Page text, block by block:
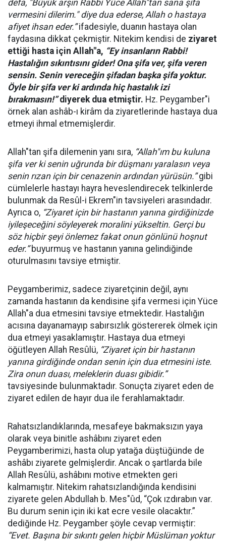
defa, "Büyük arşın Rabbi Yüce Allah"tan sana şifa
vermesini dilerim." diye dua ederse, Allah o hastaya
afiyet ihsan eder.”ifadesiyle, duanın hastaya olan
faydasına dikkat çekmiştir. Nitekim kendisi de ziyaret
ettiği hasta için Allah"a, “Ey insanların Rabbi!
Hastalığın sıkıntısını gider! Ona şifa ver, şifa veren
sensin. Senin vereceğin şifadan başka şifa yoktur.
Öyle bir şifa ver ki ardında hiç hastalık izi
bırakmasın!” diyerek dua etmiştir. Hz. Peygamber"i
örnek alan ashâb-ı kirâm da ziyaretlerinde hastaya dua
etmeyi ihmal etmemişlerdir.
Allah"tan şifa dilemenin yanı sıra, “Allah"ım bu kuluna
şifa ver ki senin uğrunda bir düşmanı yaralasın veya
senin rızan için bir cenazenin ardından yürüsün.”gibi
cümlelerle hastayı hayra heveslendirecek telkinlerde
bulunmak da Resûl-i Ekrem"in tavsiyeleri arasındadır.
Ayrıca o, “Ziyaret için bir hastanın yanına girdiğinizde
iyileşeceğini söyleyerek moralini yükseltin. Gerçi bu
söz hiçbir şeyi önlemez fakat onun gönlünü hoşnut
eder.”buyurmuş ve hastanın yanına gelindiğinde
oturulmasını tavsiye etmiştir.
Peygamberimiz, sadece ziyaretçinin değil, aynı
zamanda hastanın da kendisine şifa vermesi için Yüce
Allah"a dua etmesini tavsiye etmektedir. Hastalığın
acısına dayanamayıp sabırsızlık göstererek ölmek için
dua etmeyi yasaklamıştır. Hastaya dua etmeyi
öğütleyen Allah Resûlü, “Ziyaret için bir hastanın
yanına girdiğinde ondan senin için dua etmesini iste.
Zira onun duası, meleklerin duası gibidir.”
tavsiyesinde bulunmaktadır. Sonuçta ziyaret eden de
ziyaret edilen de hayır dua ile ferahlamaktadır.
Rahatsızlandıklarında, mesafeye bakmaksızın yaya
olarak veya binitle ashâbını ziyaret eden
Peygamberimizi, hasta olup yatağa düştüğünde de
ashâbı ziyarete gelmişlerdir. Ancak o şartlarda bile
Allah Resûlü, ashâbını motive etmekten geri
kalmamıştır. Nitekim rahatsızlandığında kendisini
ziyarete gelen Abdullah b. Mes"ûd, “Çok ızdırabın var.
Bu durum senin için iki kat ecre vesile olacaktır.”
dediğinde Hz. Peygamber şöyle cevap vermiştir:
“Evet. Başına bir sıkıntı gelen hiçbir Müslüman yoktur